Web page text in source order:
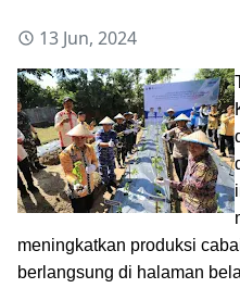
13 Jun, 2024
meningkatkan produksi
berlangsung di halaman